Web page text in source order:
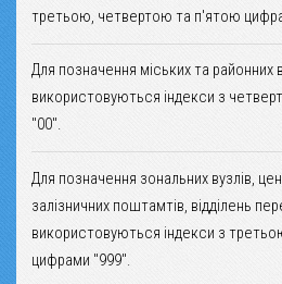
третьою, четвертою та п'ятою
Для позначення міських та районних
використовуються індекси з
"00".
Для позначення зональних вузлів,
залізничних поштамтів, відділень
використовуються індекси з
цифрами "999".